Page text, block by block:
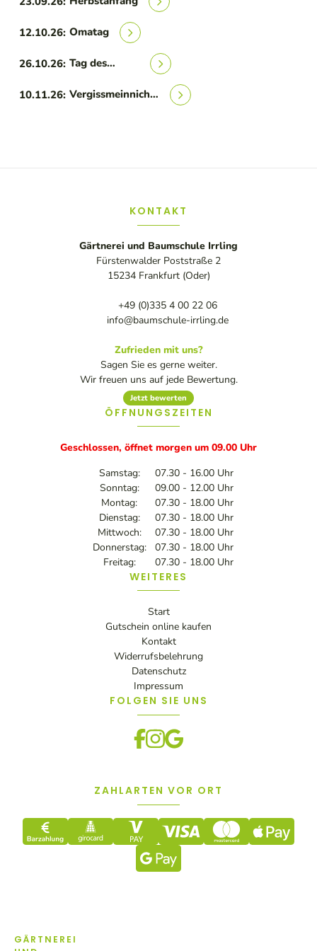
12.10.26: Omatag
26.10.26: Tag des
amerikanische
10.11.26: Vergissmeinnicht-
KONTAKT
Gärtnerei und Baumschule Irrling
Fürstenwalder Poststraße 2
15234 Frankfurt (Oder)
+49 (0)335 4 00 22 06
info@baumschule-irrling.de
Zufrieden mit uns?
Sagen Sie es gerne weiter.
Wir freuen uns auf jede Bewertung.
Jetzt bewerten
ÖFFNUNGSZEITEN
Geschlossen, öffnet morgen um 09.00 Uhr
Samstag:
07.30 - 16.00 Uhr
Sonntag:
09.00 - 12.00 Uhr
Montag:
07.30 - 18.00 Uhr
Dienstag:
07.30 - 18.00 Uhr
Mittwoch:
07.30 - 18.00 Uhr
Donnerstag:
07.30 - 18.00 Uhr
Freitag:
07.30 - 18.00 Uhr
WEITERES
Start
Gutschein online kaufen
Kontakt
Widerrufsbelehrung
Datenschutz
Impressum
FOLGEN SIE UNS
ZAHLARTEN VOR ORT
GÄRTNEREI